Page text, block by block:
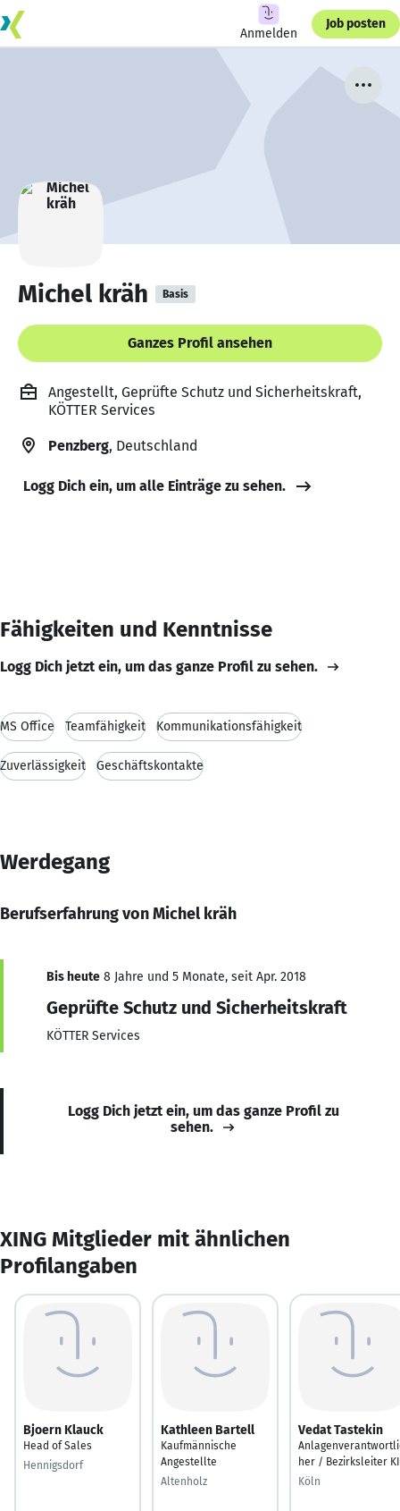
Anmelden
Job posten
Michel kräh Basis
Ganzes Profil ansehen
Angestellt, Geprüfte Schutz und Sicherheitskraft,
KÖTTER Services
Penzberg, Deutschland
Logg Dich ein, um alle Einträge zu sehen.
Fähigkeiten und Kenntnisse
Logg Dich jetzt ein, um das ganze Profil zu sehen.
MS Office Teamfähigkeit Kommunikationsfähigkeit
Zuverlässigkeit Geschäftskontakte
Werdegang
Berufserfahrung von Michel kräh
Bis heute 8 Jahre und 5 Monate, seit Apr. 2018
Geprüfte Schutz und Sicherheitskraft
KÖTTER Services
Logg Dich jetzt ein, um das ganze Profil zu
sehen.
XING Mitglieder mit ähnlichen
Profilangaben
Bjoern Klauck
Head of Sales
Hennigsdorf
Kathleen Bartell
Kaufmännische
Angestellte
Altenholz
Vedat Tastekin
her / Bezirksleiter
Köln